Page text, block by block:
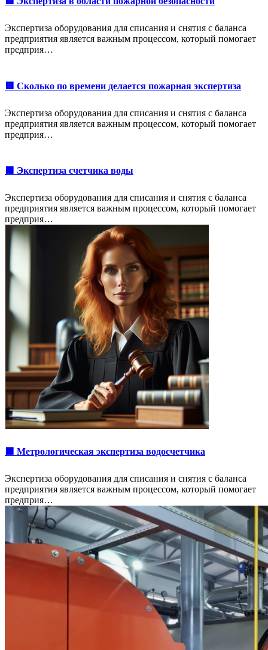
Экспертиза оборудования для списания и снятия с баланса
предприятия является важным процессом, который помогает
предприя…
🟥 Сколько по времени делается пожарная экспертиза
Экспертиза оборудования для списания и снятия с баланса
предприятия является важным процессом, который помогает
предприя…
🟩 Экспертиза счетчика воды
Экспертиза оборудования для списания и снятия с баланса
предприятия является важным процессом, который помогает
предприя…
🟩 Метрологическая экспертиза водосчетчика
Экспертиза оборудования для списания и снятия с баланса
предприятия является важным процессом, который помогает
предприя…